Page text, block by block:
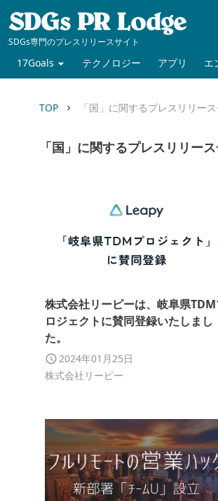
SDGs専門のプレスリリースサイト
17Goals テクノロジー アプリ エ
TOP keyboard_arrow_right 「国」に関するプレスリリー
「国」に関するプレスリリー
株式会社リーピーは、岐阜県
ロジェクトに賛同登録いたしまし
た。
2024年01月25日
株式会社リーピー